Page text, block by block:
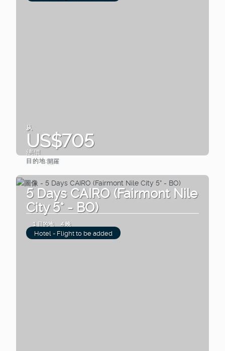
从
US$705
總價
目的地:開羅
5 Days CAIRO (Fairmont Nile
City 5* - BO)
1 目的地 4 晚
Hotel - Flight to be added